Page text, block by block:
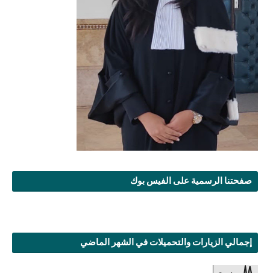
صفحتنا الرسمية على الفيس بوك
إجمالي الزيارات والتحميلات في الشهر الماضي